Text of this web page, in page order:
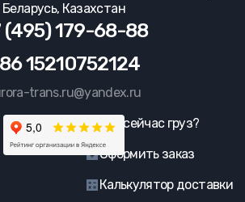
Беларусь, Казахстан
(495) 179-68-88
15210752124
trans.ru@yandex.ru
Где сейчас груз?
Оформить заказ
Калькулятор доставки